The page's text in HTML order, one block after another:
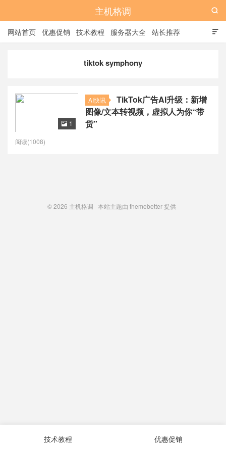
主机格调

网站首页 优惠促销 技术教程 服务器大全 站长推荐

tiktok symphony
AI快讯
TikTok广告AI升级：新增
图像/文本转视频，虚拟人为你“带
货”
 1
阅读(1008)
© 2026 主机格调 本站主题由 themebetter提供
技术教程 优惠促销